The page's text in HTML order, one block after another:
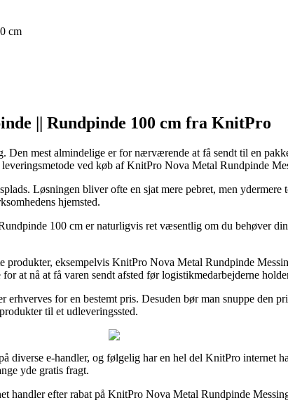
cm
|| Rundpinde 100 cm fra KnitPro
mest almindelige er for nærværende at få sendt til en
ved køb af KnitPro Nova Metal Rundpinde
Løsningen bliver ofte en sjat mere pebret, men
hjemsted.
100 cm er naturligvis ret væsentlig om du behøver
eksempelvis KnitPro Nova Metal Rundpinde
at nå at få varen sendt afsted før logistikmedarbejderne
for en bestemt pris. Desuden bør man snuppe den
til et udleveringssted.
diverse e-handler, og følgelig har en hel del KnitPro internet
yde gratis fragt.
efter rabat på KnitPro Nova Metal Rundpinde